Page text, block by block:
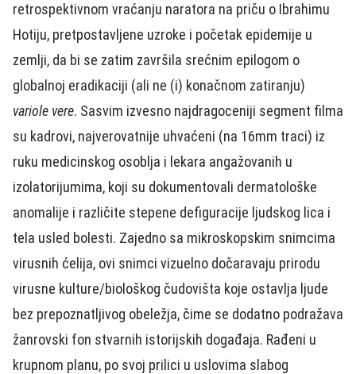
retrospektivnom vraćanju naratora na priču o Ibrahimu
Hotiju, pretpostavljene uzroke i početak epidemije u
zemlji, da bi se zatim završila srećnim epilogom o
globalnoj eradikaciji (ali ne (i) konačnom zatiranju)
variole vere. Sasvim izvesno najdragoceniji segment filma
su kadrovi, najverovatnije uhvaćeni (na 16mm traci) iz
ruku medicinskog osoblja i lekara angažovanih u
izolatorijumima, koji su dokumentovali dermatološke
anomalije i različite stepene defiguracije ljudskog lica i
tela usled bolesti. Zajedno sa mikroskopskim snimcima
virusnih ćelija, ovi snimci vizuelno dočaravaju prirodu
virusne kulture/biološkog čudovišta koje ostavlja ljude
bez prepoznatljivog obeležja, čime se dodatno podražava
žanrovski fon stvarnih istorijskih događaja. Rađeni u
krupnom planu, po svoj prilici u uslovima slabog